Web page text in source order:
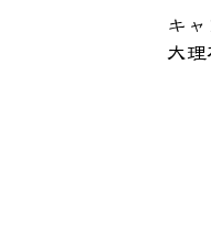
キャ
大理